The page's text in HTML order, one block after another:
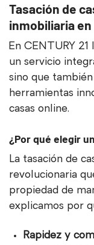
Tasación de
inmobiliaria en
En CENTURY
un servicio
sino que
herramientas
casas online.
¿Por qué elegir
La tasación de
revolucionaria
propiedad de
explicamos por
Rapidez y